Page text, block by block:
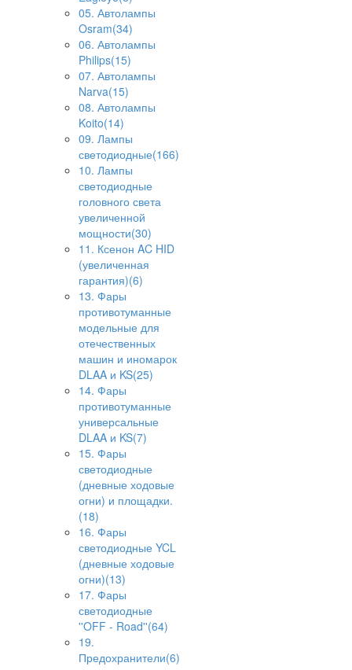
05. Автолампы
Osram(34)
06. Автолампы
Philips(15)
07. Автолампы
Narva(15)
08. Автолампы
Koito(14)
09. Лампы
светодиодные(166)
10. Лампы
светодиодные
головного света
увеличенной
мощности(30)
11. Ксенон AC HID
(увеличенная
гарантия)(6)
13. Фары
противотуманные
модельные для
отечественных
машин и иномарок
DLAA и KS(25)
14. Фары
противотуманные
универсальные
DLAA и KS(7)
15. Фары
светодиодные
(дневные ходовые
огни) и площадки.
(18)
16. Фары
светодиодные YCL
(дневные ходовые
огни)(13)
17. Фары
светодиодные
''OFF - Road''(64)
19.
Предохранители(6)